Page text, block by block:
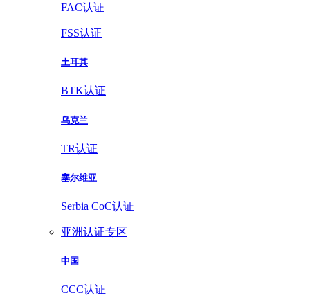
FAC认证
FSS认证
土耳其
BTK认证
乌克兰
TR认证
塞尔维亚
Serbia CoC认证
亚洲认证专区
中国
CCC认证